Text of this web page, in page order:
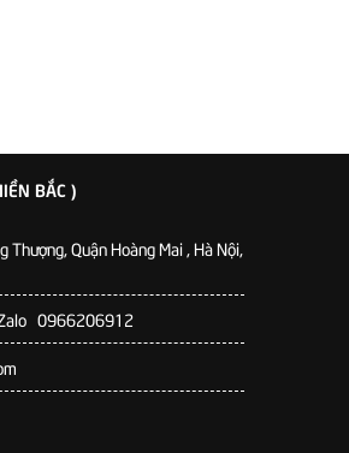
BẮC )
Thượng, Quận Hoàng Mai , Hà Nội,
0966206912